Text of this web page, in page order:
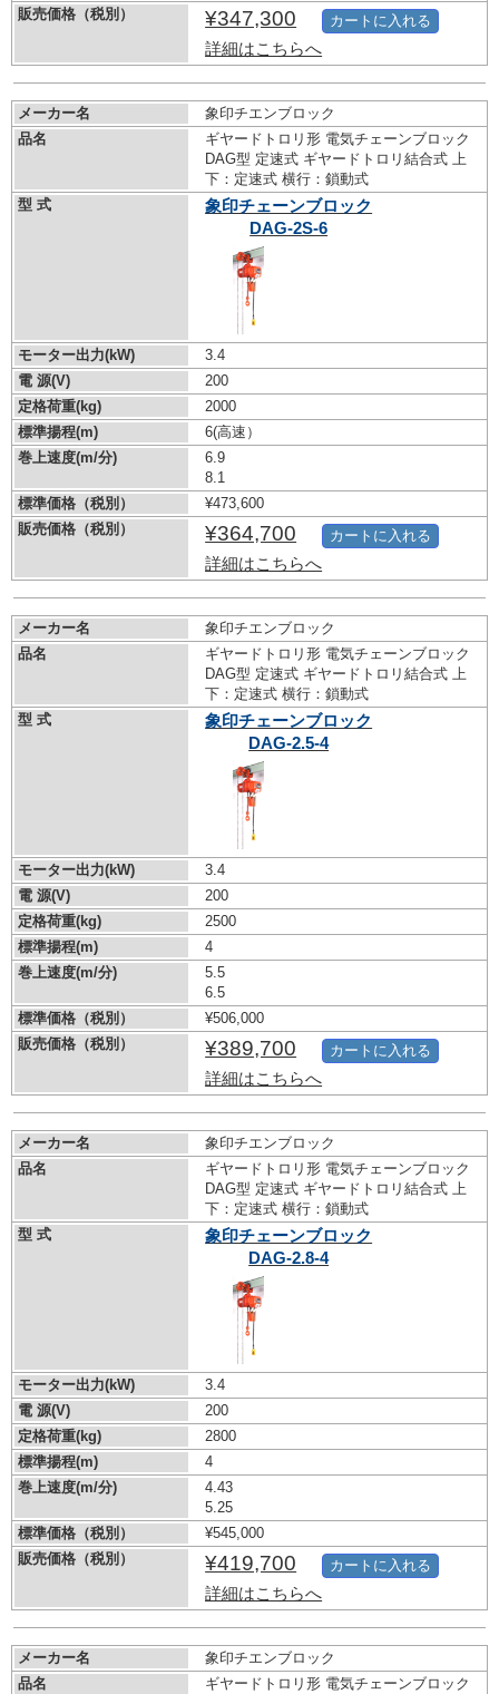
販売価格（税別） ¥347,300
詳細はこちらへ
カートに入れる
メーカー名
象印チエンブロック
品名
ギヤードトロリ形 電気チェーンブロック
DAG型 定速式 ギヤードトロリ結合式 上
下：定速式 横行：鎖動式
型 式
象印チェーンブロック
DAG-2S-6
モーター出力(kW)
3.4
電 源(V)
200
定格荷重(kg)
2000
標準揚程(m)
6(高速）
巻上速度(m/分)
6.9
8.1
標準価格（税別）
¥473,600
販売価格（税別）
¥364,700
詳細はこちらへ
カートに入れる
メーカー名
象印チエンブロック
品名
ギヤードトロリ形 電気チェーンブロック
DAG型 定速式 ギヤードトロリ結合式 上
下：定速式 横行：鎖動式
型 式
象印チェーンブロック
DAG-2.5-4
モーター出力(kW)
3.4
電 源(V)
200
定格荷重(kg)
2500
標準揚程(m)
4
巻上速度(m/分)
5.5
6.5
標準価格（税別）
¥506,000
販売価格（税別）
¥389,700
詳細はこちらへ
カートに入れる
メーカー名
象印チエンブロック
品名
ギヤードトロリ形 電気チェーンブロック
DAG型 定速式 ギヤードトロリ結合式 上
下：定速式 横行：鎖動式
型 式
象印チェーンブロック
DAG-2.8-4
モーター出力(kW)
3.4
電 源(V)
200
定格荷重(kg)
2800
標準揚程(m)
4
巻上速度(m/分)
4.43
5.25
標準価格（税別）
¥545,000
販売価格（税別）
¥419,700
詳細はこちらへ
カートに入れる
メーカー名
象印チエンブロック
品名
ギヤードトロリ形 電気チェーンブロック